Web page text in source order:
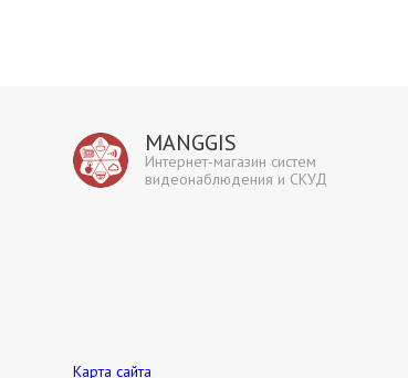
MANGGIS
Интернет-магазин систем
видеонаблюдения и СКУД
Карта сайта